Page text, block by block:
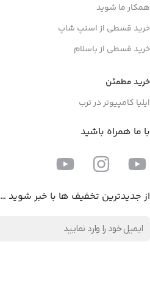
همکار ما شوید
خرید قسطی از اسنپ شاپ
خرید قسطی از باسلام
خرید مطمئن
ایلیا کامپیوتر در ترب
با ما همراه باشید
از جدیدترین تخفیف ها با خبر شوید …